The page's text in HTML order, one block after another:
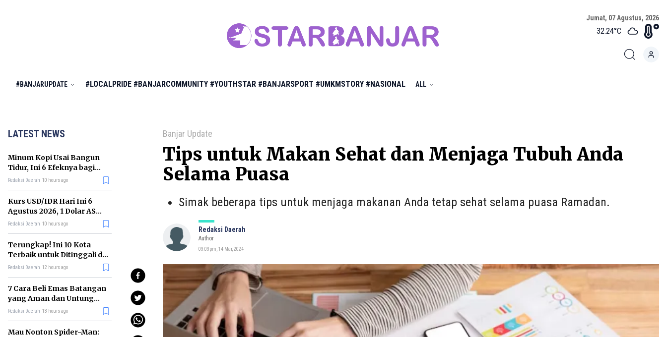
Jumat, 07 Agustus, 2026
32.24°C
#BANJARUPDATE #LOCALPRIDE #BANJARCOMMUNITY #YOUTHSTAR #BANJARSPORT #UMKMSTORY #NASIONAL ALL
LATEST NEWS
Minum Kopi Usai Bangun
Tidur, Ini 6 Efeknya bagi
Kesehatan Tubuh
Redaksi Daerah 10 hours ago
Kurs USD/IDR Hari Ini 6
Agustus 2026, 1 Dolar AS
Kini Berapa Rupiah?
Redaksi Daerah 10 hours ago
Terungkap! Ini 10 Kota
Terbaik untuk Ditinggali di
Dunia Tahun 2026
Redaksi Daerah 12 hours ago
7 Cara Beli Emas Batangan
yang Aman dan Untung
untuk Pemula
Redaksi Daerah 13 hours ago
Mau Nonton Spider-Man:
Banjar Update
Tips untuk Makan Sehat dan Menjaga Tubuh Anda
Selama Puasa
Simak beberapa tips untuk menjaga makanan Anda tetap sehat selama puasa Ramadan.
Redaksi Daerah
Author
03:03pm, 14 Mar, 2024